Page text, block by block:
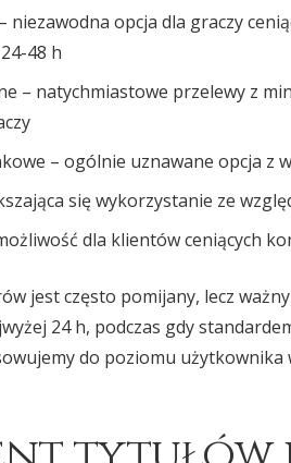
niezawodna opcja dla graczy
48 h
– natychmiastowe przelewy z
– ogólnie uznawane opcja z
się wykorzystanie ze
dla klientów ceniących
jest często pomijany, lecz
24 h, podczas gdy
do poziomu użytkownika